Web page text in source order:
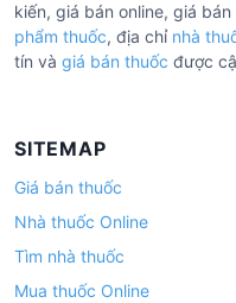
kiến, giá bán online, giá
phẩm thuốc, địa chỉ nhà
tín và giá bán thuốc được
SITEMAP
Giá bán thuốc
Nhà thuốc Online
Tìm nhà thuốc
Mua thuốc Online